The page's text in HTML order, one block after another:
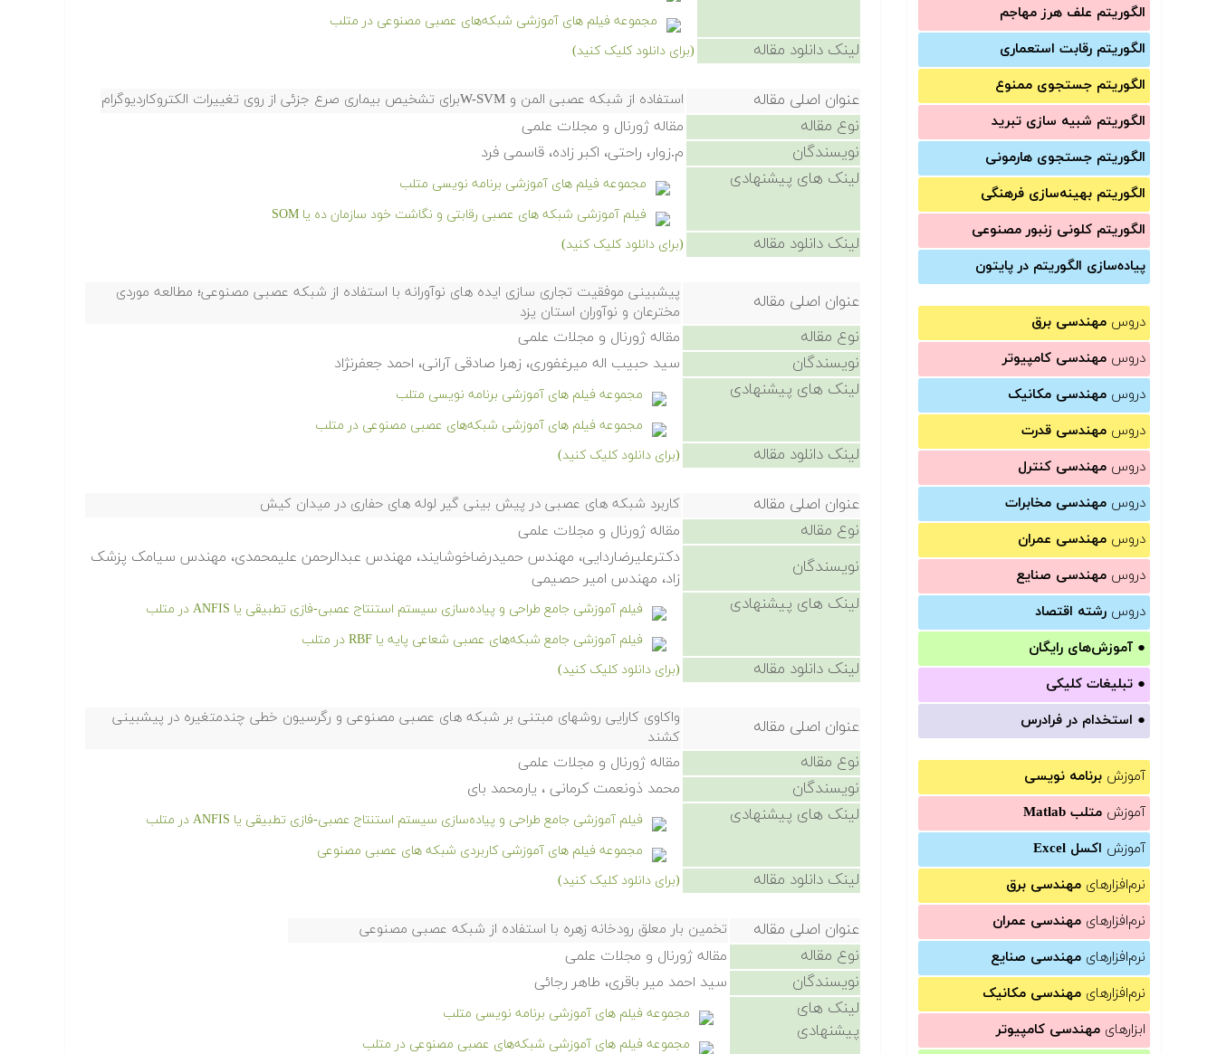
الگوریتم علف هرز مهاجم
الگوریتم رقابت استعماری
الگوریتم جستجوی ممنوع
الگوریتم شبیه سازی تبرید
الگوریتم جستجوی هارمونی
الگوریتم بهینه‌سازی فرهنگی
الگوریتم کلونی زنبور مصنوعی
پیاده‌سازی الگوریتم در پایتون
دروس مهندسی برق
دروس مهندسی کامپیوتر
دروس مهندسی مکانیک
دروس مهندسی قدرت
دروس مهندسی کنترل
دروس مهندسی مخابرات
دروس مهندسی عمران
دروس مهندسی صنایع
دروس رشته اقتصاد
● آموزش‌های رایگان
● تبلیغات کلیکی
● استخدام در فرادرس
آموزش برنامه نویسی
آموزش متلب Matlab
آموزش اکسل Excel
نرم‌افزارهای مهندسی برق
نرم‌افزارهای مهندسی عمران
نرم‌افزارهای مهندسی صنایع
نرم‌افزارهای مهندسی مکانیک
ابزارهای مهندسی کامپیوتر
مجموعه فیلم های آموزشی شبکه‌های عصبی مصنوعی در متلب
لینک دانلود مقاله (برای دانلود کلیک کنید)
عنوان اصلی مقاله استفاده از شبکه عصبی المن و W-SVMبرای تشخیص بیماری صرع جزئی از روی تغییرات الکتروکاردیوگرام
نوع مقاله مقاله ژورنال و مجلات علمی
نویسندگان م.زوار، راحتی، اکبر زاده، قاسمی فرد
لینک های پیشنهادی
مجموعه فیلم های آموزشی برنامه نویسی متلب
فیلم آموزشی شبکه های عصبی رقابتی و نگاشت خود سازمان ده یا SOM
لینک دانلود مقاله (برای دانلود کلیک کنید)
عنوان اصلی مقاله
پیشبینی موفقیت تجاری سازی ایده های نوآورانه با استفاده از شبکه عصبی مصنوعی؛ مطالعه موردی
مخترعان و نوآوران استان یزد
نوع مقاله مقاله ژورنال و مجلات علمی
نویسندگان سید حبیب اله میرغفوری، زهرا صادقی آرانی، احمد جعفرنژاد
لینک های پیشنهادی
مجموعه فیلم های آموزشی برنامه نویسی متلب
مجموعه فیلم های آموزشی شبکه‌های عصبی مصنوعی در متلب
لینک دانلود مقاله (برای دانلود کلیک کنید)
عنوان اصلی مقاله کاربرد شبکه های عصبی در پیش بینی گیر لوله های حفاری در میدان کیش
نوع مقاله مقاله ژورنال و مجلات علمی
نویسندگان
دکترعلیرضاردایی، مهندس حمیدرضاخوشایند، مهندس عبدالرحمن علیمحمدی، مهندس سیامک پزشک
زاد، مهندس امیر حصیمی
لینک های پیشنهادی
فیلم آموزشی جامع طراحی و پیاده‌سازی سیستم استنتاج عصبی-فازی تطبیقی یا ANFIS در متلب
فیلم آموزشی جامع شبکه‌های عصبی شعاعی پایه یا RBF در متلب
لینک دانلود مقاله (برای دانلود کلیک کنید)
عنوان اصلی مقاله
واكاوی كارایی روشهای مبتنی بر شبكه های عصبی مصنوعی و رگرسیون خطی چندمتغیره در پیشبینی
كشند
نوع مقاله مقاله ژورنال و مجلات علمی
نویسندگان محمد ذونعمت كرمانی ، یارمحمد بای
لینک های پیشنهادی
فیلم آموزشی جامع طراحی و پیاده‌سازی سیستم استنتاج عصبی-فازی تطبیقی یا ANFIS در متلب
مجموعه فیلم های آموزشی کاربردی شبکه های عصبی مصنوعی
لینک دانلود مقاله (برای دانلود کلیک کنید)
عنوان اصلی مقاله تخمین بار معلق رودخانه زهره با استفاده از شبكه عصبی مصنوعی
نوع مقاله مقاله ژورنال و مجلات علمی
نویسندگان سید احمد میر باقری، طاهر رجائی
لینک های
پیشنهادی
مجموعه فیلم های آموزشی برنامه نویسی متلب
مجموعه فیلم های آموزشی شبکه‌های عصبی مصنوعی در متلب